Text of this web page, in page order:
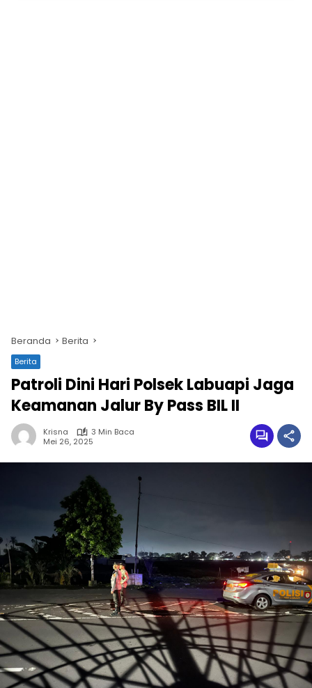
Beranda Berita
Berita
Patroli Dini Hari Polsek Labuapi Jaga
Keamanan Jalur By Pass BIL II
Krisna
3 Min Baca
Mei 26, 2025